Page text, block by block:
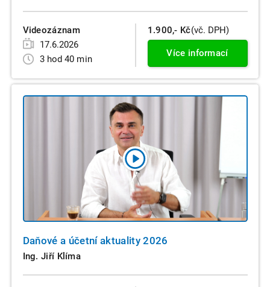
Videozáznam
17.6.2026
3 hod 40 min
1.900,- Kč(vč. DPH)
Více informací
Daňové a účetní aktuality 2026
Ing. Jiří Klíma